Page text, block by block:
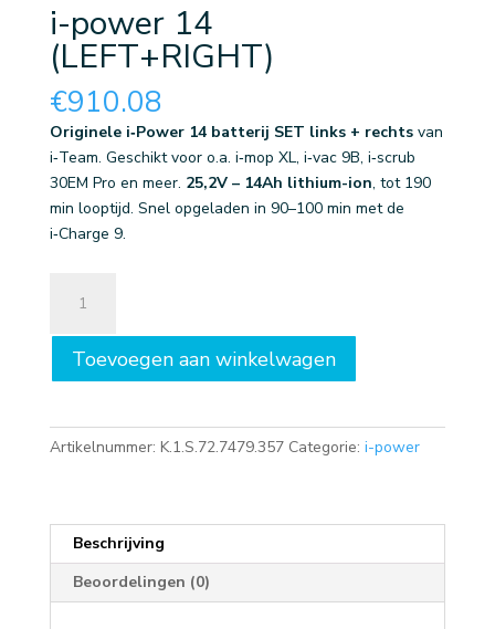
i-power 14
(LEFT+RIGHT)
€910.08
Originele i‑Power 14 batterij SET links + rechtsvan
i‑Team. Geschikt voor o.a. i‑mop XL, i‑vac 9B, i‑scrub
30EM Pro en meer. 25,2V – 14Ah lithium-ion, tot 190
min looptijd. Snel opgeladen in 90–100 min met de
i‑Charge 9.
power
14
(LEFT+RIGHT)
aantal
Toevoegen aan winkelwagen
Artikelnummer: K.1.S.72.7479.357 Categorie: i-power
Beschrijving
Beoordelingen (0)